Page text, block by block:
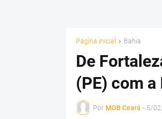
Página inicial Bahia
De
(PE) com a
Por MOB Ceará - 5/